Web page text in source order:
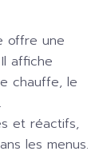
offre une
affiche
chauffe, le
et réactifs,
les menus.